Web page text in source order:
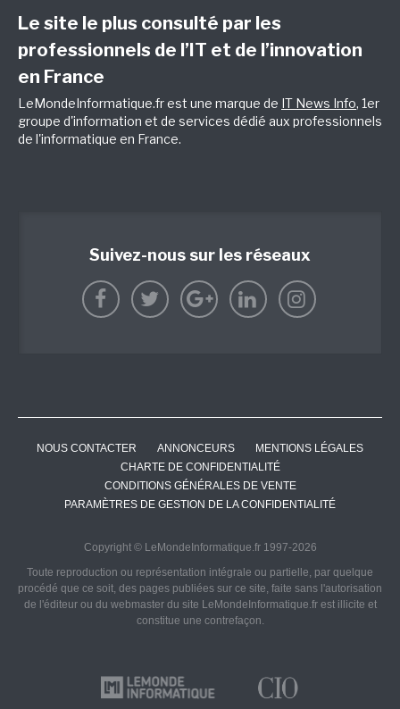
Le site le plus consulté par les
professionnels de l’IT et de l’innovation
en France
LeMondeInformatique.fr est une marque de IT News Info, 1er
groupe d'information et de services dédié aux professionnels
de l'informatique en France.
Suivez-nous sur les réseaux
NOUS CONTACTER ANNONCEURS
MENTIONS LÉGALES
CHARTE DE CONFIDENTIALITÉ
CONDITIONS GÉNÉRALES DE VENTE
PARAMÈTRES DE GESTION DE LA CONFIDENTIALITÉ
Copyright © LeMondeInformatique.fr 1997-2026
Toute reproduction ou représentation intégrale ou partielle, par quelque
procédé que ce soit, des pages publiées sur ce site, faite sans l'autorisation
de l'éditeur ou du webmaster du site LeMondeInformatique.fr est illicite et
constitue une contrefaçon.